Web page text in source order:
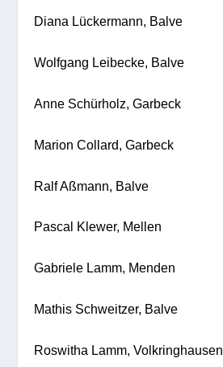
Diana Lückermann, Balve
Wolfgang Leibecke, Balve
Anne Schürholz, Garbeck
Marion Collard, Garbeck
Ralf Aßmann, Balve
Pascal Klewer, Mellen
Gabriele Lamm, Menden
Mathis Schweitzer, Balve
Roswitha Lamm, Volkringhausen